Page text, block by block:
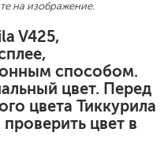
на изображение.
V425,
способом.
цвет. Перед
цвета Тиккурила
цвет в